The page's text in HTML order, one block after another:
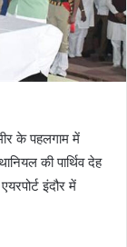
के पहलगाम में
की पार्थिव देह
इंदौर में